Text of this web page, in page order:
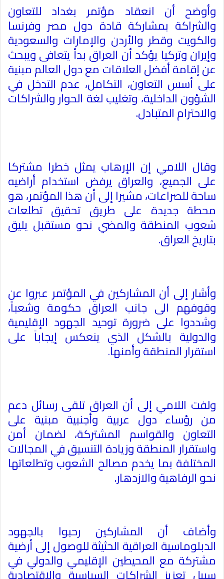
وأوضح أن انعقاد مؤتمر بغداد للتعاون
والشراكة بمشاركة قادة دول مصر وفرنسا
والكويت وقطر والأردن والإمارات والسعودية
وإيران وتركيا يؤكد أن العراق بدأ يتعافى ويبحث
عن إقامة أفضل العلاقات مع دول العالم مبنية
على أسس التعاون، التكامل، عدم التدخل في
الشؤون الداخلية، وتغليب لغة الحوار والشراكات
والاحترام المتبادل.
وقال اللامي إن الإرهاب يمثل خطرا مشتركا
على الجميع، والعراق يرفض استخدام أراضيه
ساحة للصراعات، مشيرا إلى أن هذا المؤتمر، هو
محطة جديدة على طريق تحقيق تطلعات
شعوب المنطقة والمضي نحو مستقبل يليق
بتاريخ العراق.
وأشار إلى أن المشاركين في المؤتمر عبروا عن
وقوفهم الى جانب العراق حكومة وشعباً،
وشددوا على ضرورة توحيد الجهود الإقليمية
والدولية بالشكل الذي ينعكس إيجاباً على
استقرار المنطقة وأمنها.
ولفت اللامي إلى أن العراق تلقى رسائل دعم
من رؤساء دول عربية وأجنبية مبنية على
التعاون والقواسم المشتركة، لضمان أمن
واستقرار المنطقة وزيادة التنسيق في المجالات
المختلفة بما يخدم مصالح الشعوب وتطلعاتها
نحو الرفاهية والازدهار.
وأضاف أن المشاركين رحبوا بالجهود
الدبلوماسية العراقية الحثيثة للوصول إلى أرضية
مشتركة مع المحيطين الإقليمي والدولي في